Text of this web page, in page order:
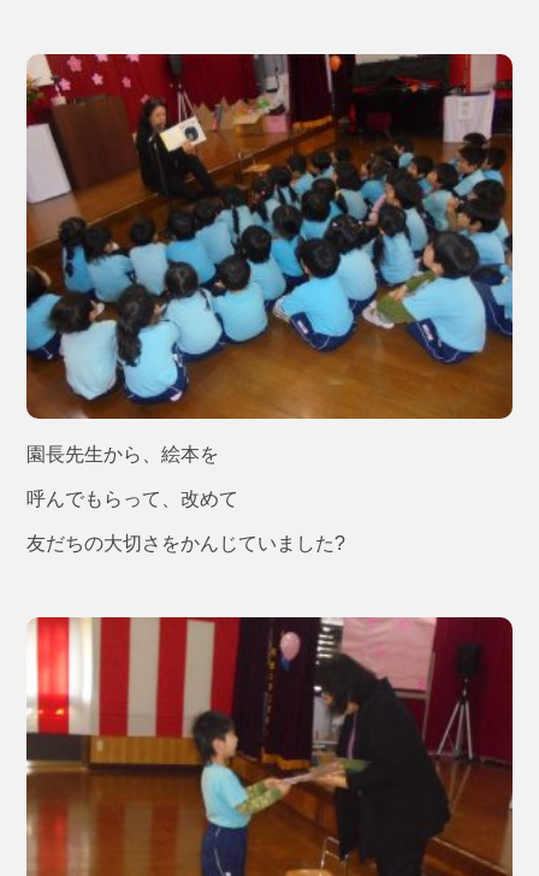
園長先生から、絵本を
呼んでもらって、改めて
友だちの大切さをかんじていました?